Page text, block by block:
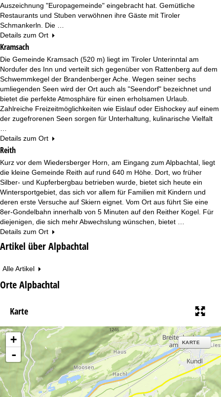
Auszeichnung "Europagemeinde" eingebracht hat. Gemütliche
Restaurants und Stuben verwöhnen ihre Gäste mit Tiroler
Schmankerln. Die …
Details zum Ort
Kramsach
Die Gemeinde Kramsach (520 m) liegt im Tiroler Unterinntal am
Nordufer des Inn und verteilt sich gegenüber von Rattenberg auf dem
Schwemmkegel der Brandenberger Ache. Wegen seiner sechs
umliegenden Seen wird der Ort auch als "Seendorf" bezeichnet und
bietet die perfekte Atmosphäre für einen erholsamen Urlaub.
Zahlreiche Freizeitmöglichkeiten wie Eislauf oder Eishockey auf einem
der zugefrorenen Seen sorgen für Unterhaltung, kulinarische Vielfalt
Details zum Ort
Reith
Kurz vor dem Wiedersberger Horn, am Eingang zum Alpbachtal, liegt
die kleine Gemeinde Reith auf rund 640 m Höhe. Dort, wo früher
Silber- und Kupferbergbau betrieben wurde, bietet sich heute ein
Wintersportgebiet, das sich vor allem für Familien mit Kindern und
deren erste Versuche auf Skiern eignet. Vom Ort aus führt Sie eine
8er-Gondelbahn innerhalb von 5 Minuten auf den Reither Kogel. Für
diejenigen, die sich mehr Abwechslung wünschen, bietet …
Details zum Ort
Artikel über Alpbachtal
Alle Artikel
Orte Alpbachtal
Karte
+
-
KARTE